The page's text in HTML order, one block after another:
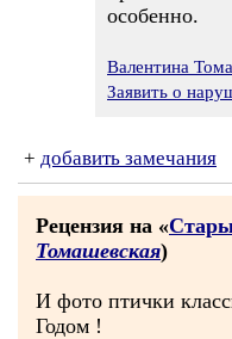
особенно.
Валентина
Заявить о
+ добавить замечания
Рецензия на «
Томашевская)
И фото птички
Годом !